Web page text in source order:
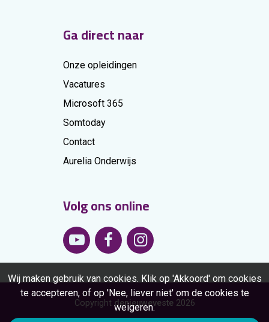
Wij maken gebruik van cookies. Klik op 'Akkoord' om cookies
te accepteren, of op 'Nee, liever niet' om de cookies te
weigeren.
Ga direct naar
Onze opleidingen
Vacatures
Microsoft 365
Somtoday
Contact
Aurelia Onderwijs
Volg ons online
Copyright denieuweveste2026